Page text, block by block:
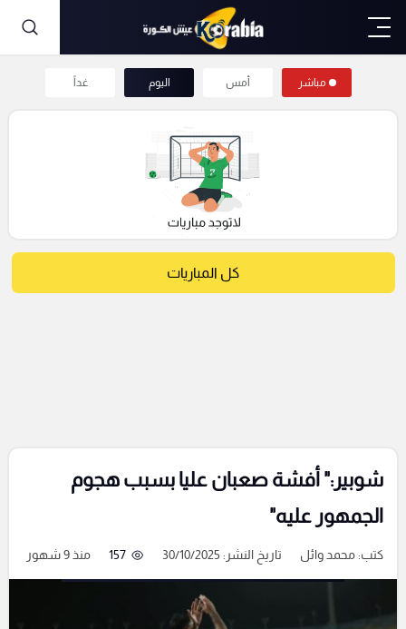
مباشر أمس اليوم غداً
كل المباريات
شوبير:" أفشة صعبان عليا بسبب هجوم
الجمهور عليه"
كتب:محمد وائل تاريخ النشر: 30/10/2025 157 منذ 9 شهور